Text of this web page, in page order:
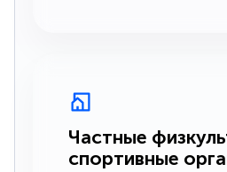
Частные
спортивные